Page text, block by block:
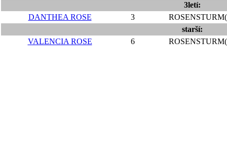
3letí:
DANTHEA ROSE
3
starší:
VALENCIA ROSE
6